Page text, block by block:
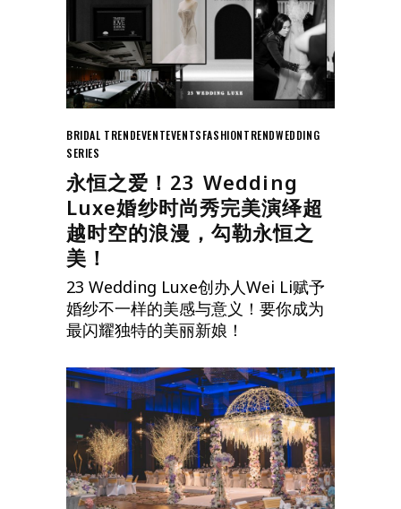
BRIDAL TRENDEVENTEVENTSFASHIONTRENDWEDDING
SERIES
永恒之爱！23 Wedding
Luxe婚纱时尚秀完美演绎超
越时空的浪漫，勾勒永恒之
美！
23 Wedding Luxe创办人Wei Li赋予
婚纱不一样的美感与意义！要你成为
最闪耀独特的美丽新娘！